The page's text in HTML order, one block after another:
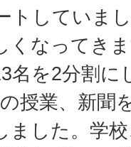
トしていま
くなってき
名を2分割に
授業、新聞
ました。学